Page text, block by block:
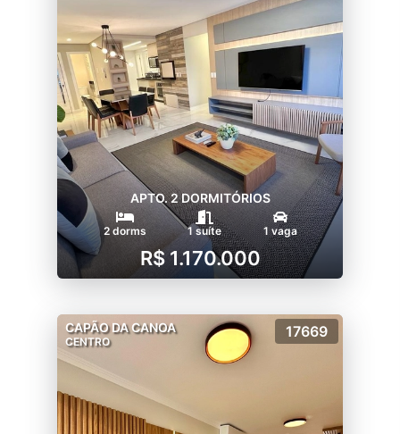
APTO. 2 DORMITÓRIOS
2 dorms 1 suíte 1 vaga
R$ 1.170.000
CAPÃO DA CANOA
CENTRO
17669